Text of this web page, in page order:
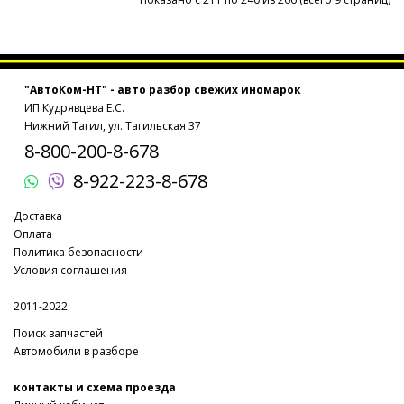
"АвтоКом-НТ" - авто разбор свежих иномарок
ИП Кудрявцева Е.С.
Нижний Тагил, ул. Тагильская 37
8-800-200-8-678
8-922-223-8-678
Доставка
Оплата
Политика безопасности
Условия соглашения
2011-2022
Поиск запчастей
Автомобили в разборе
контакты и схема проезда